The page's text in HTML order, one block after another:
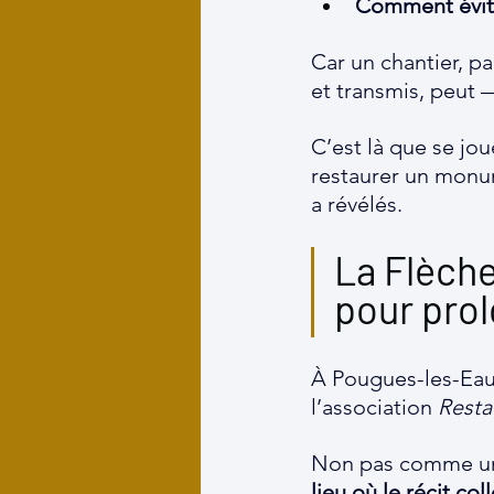
Comment
Car un chantier,
et transmis,
C’est là que se
restaurer un
a révélés.
La
pour
À Pougues-les-
l’association
Non pas comme